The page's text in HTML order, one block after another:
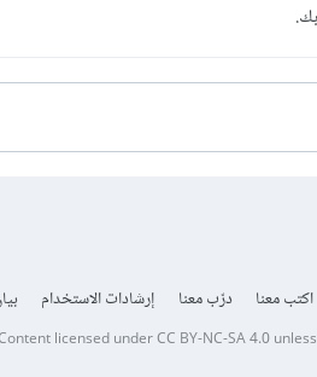
اكتب معنا درّب معنا إرشادات الاستخدام
licensed underCC BY-NC-SA 4.0